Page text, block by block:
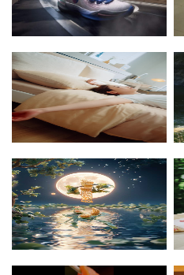
篮球鞋三维广告片
点击查看》
洗衣凝珠竖屏广告
点击查看》